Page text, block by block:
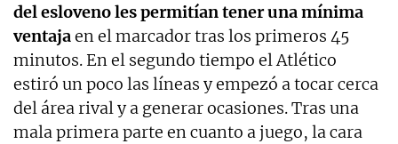
del esloveno les permitían tener una mínima
ventajaen el marcador tras los primeros 45
minutos. En el segundo tiempo el Atlético
estiró un poco las líneas y empezó a tocar cerca
del área rival y a generar ocasiones. Tras una
mala primera parte en cuanto a juego, la cara